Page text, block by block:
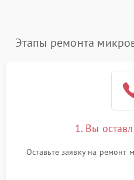
Этапы ремонта
1. Вы
Оставьте заявку на